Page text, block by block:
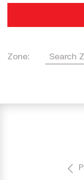
Zone: